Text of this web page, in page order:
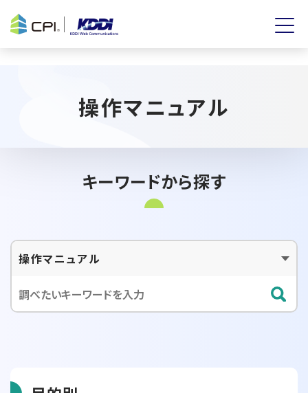
操作マニュアル
キーワードから探す